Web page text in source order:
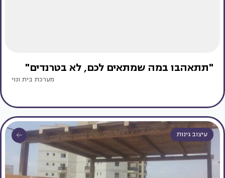
"תתאהבו במה שמתאים לכם, לא בטרנדים"
מערכת בית ונוי
עיצוב גינות